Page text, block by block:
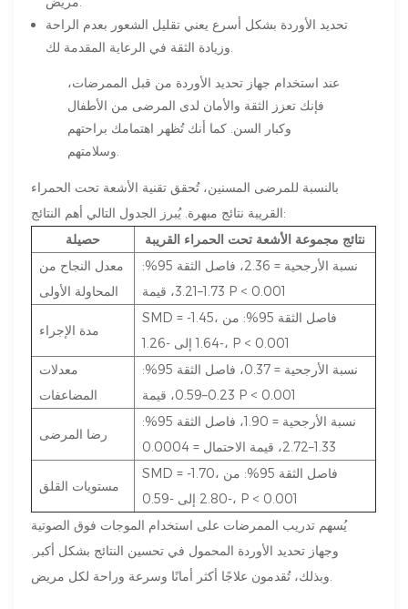
تحديد الأوردة بشكل أسرع يعني تقليل الشعور بعدم الراحة
عند استخدام جهاز تحديد الأوردة من قبل الممرضات،
فإنك تعزز الثقة والأمان لدى المرضى من الأطفال
وكبار السن. كما أنك تُظهر اهتمامك براحتهم
بالنسبة للمرضى المسنين، تُحقق تقنية الأشعة تحت الحمراء
القريبة نتائج مبهرة. يُبرز الجدول التالي أهم النتائج:
حصيلة
نتائج مجموعة الأشعة تحت الحمراء القريبة
معدل النجاح من
المحاولة الأولى
نسبة الأرجحية = 2.36، فاصل الثقة 95%:
1.73–3.21، قيمة P < 0.001
مدة الإجراء
SMD = -1.45، فاصل الثقة 95%: من
-1.64 إلى -1.26، P < 0.001
معدلات
المضاعفات
نسبة الأرجحية = 0.37، فاصل الثقة 95%:
0.23–0.59، قيمة P < 0.001
رضا المرضى
نسبة الأرجحية = 1.90، فاصل الثقة 95%:
1.33–2.72، قيمة الاحتمال = 0.0004
مستويات القلق
SMD = -1.70، فاصل الثقة 95%: من
-2.80 إلى -0.59، P < 0.001
يُسهم تدريب الممرضات على استخدام الموجات فوق الصوتية
وجهاز تحديد الأوردة المحمول في تحسين النتائج بشكل أكبر.